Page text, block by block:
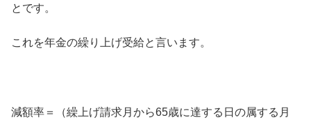
とです。
これを年金の繰り上げ受給と言います。
減額率＝（繰上げ請求月から65歳に達する日の属する月